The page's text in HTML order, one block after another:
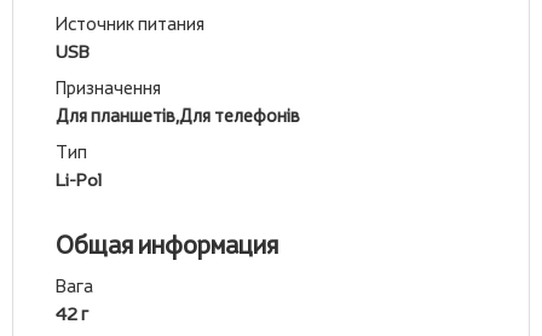
Источник питания
USB
Призначення
Для планшетів,Для телефонів
Тип
Li-Pol
Общая информация
Вага
42 г